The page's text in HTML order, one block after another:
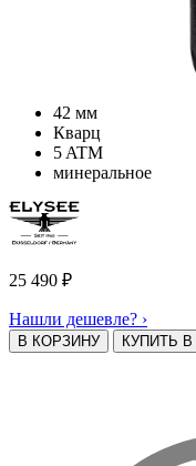
42 мм
Кварц
5 ATM
минеральное
25 490 ₽
Нашли дешевле? ›
В КОРЗИНУ КУПИТЬ